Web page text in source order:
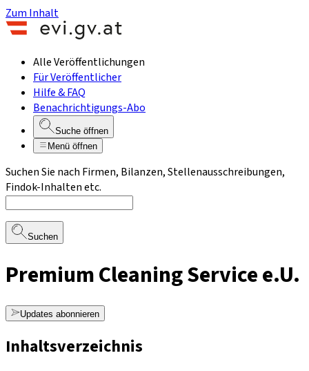
Zum Inhalt
Alle Veröffentlichungen
Für Veröffentlicher
Hilfe & FAQ
Benachrichtigungs-Abo
Suche öffnen
Menü öffnen
Suchen Sie nach Firmen, Bilanzen, Stellenausschreibungen,
Findok-Inhalten etc.
Suchen
Premium Cleaning Service e.U.
Updates abonnieren
Inhaltsverzeichnis